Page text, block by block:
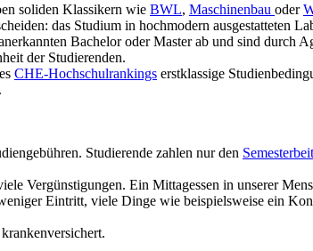
soliden Klassikern wie BWL, Maschinenbau oder
das Studium in hochmodern ausgestatteten
Bachelor oder Master ab und sind
der Studierenden.
CHE-Hochschulrankings erstklassige
Studierende zahlen nur den
Vergünstigungen. Ein Mittagessen in unserer
Eintritt, viele Dinge wie beispielsweise ein